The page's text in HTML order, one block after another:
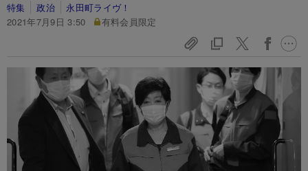
特集
政治
永田町ライヴ！
2021年7月9日 3:50
有料会員限定